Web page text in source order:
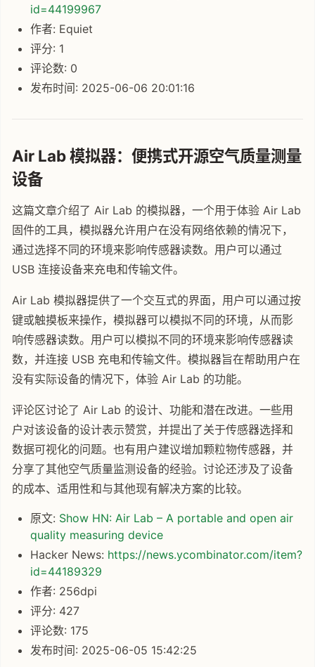
id=44199967
作者: Equiet
评分: 1
评论数: 0
发布时间: 2025-06-06 20:01:16
Air Lab 模拟器：便携式开源空气质量测量
设备
这篇文章介绍了 Air Lab 的模拟器，一个用于体验 Air Lab
固件的工具，模拟器允许用户在没有网络依赖的情况下，
通过选择不同的环境来影响传感器读数。用户可以通过
USB 连接设备来充电和传输文件。
Air Lab 模拟器提供了一个交互式的界面，用户可以通过按
键或触摸板来操作，模拟器可以模拟不同的环境，从而影
响传感器读数。用户可以模拟不同的环境来影响传感器读
数，并连接 USB 充电和传输文件。模拟器旨在帮助用户在
没有实际设备的情况下，体验 Air Lab 的功能。
评论区讨论了 Air Lab 的设计、功能和潜在改进。一些用
户对该设备的设计表示赞赏，并提出了关于传感器选择和
数据可视化的问题。也有用户建议增加颗粒物传感器，并
分享了其他空气质量监测设备的经验。讨论还涉及了设备
的成本、适用性和与其他现有解决方案的比较。
原文: Show HN: Air Lab – A portable and open air
quality measuring device
Hacker News: https://news.ycombinator.com/item?
id=44189329
作者: 256dpi
评分: 427
评论数: 175
发布时间: 2025-06-05 15:42:25